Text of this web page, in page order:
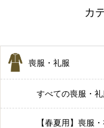
カ
喪服・礼服
すべての喪服・礼
【春夏用】喪服